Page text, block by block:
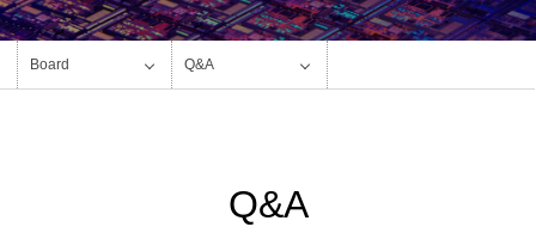
Board Q&A
Q&A